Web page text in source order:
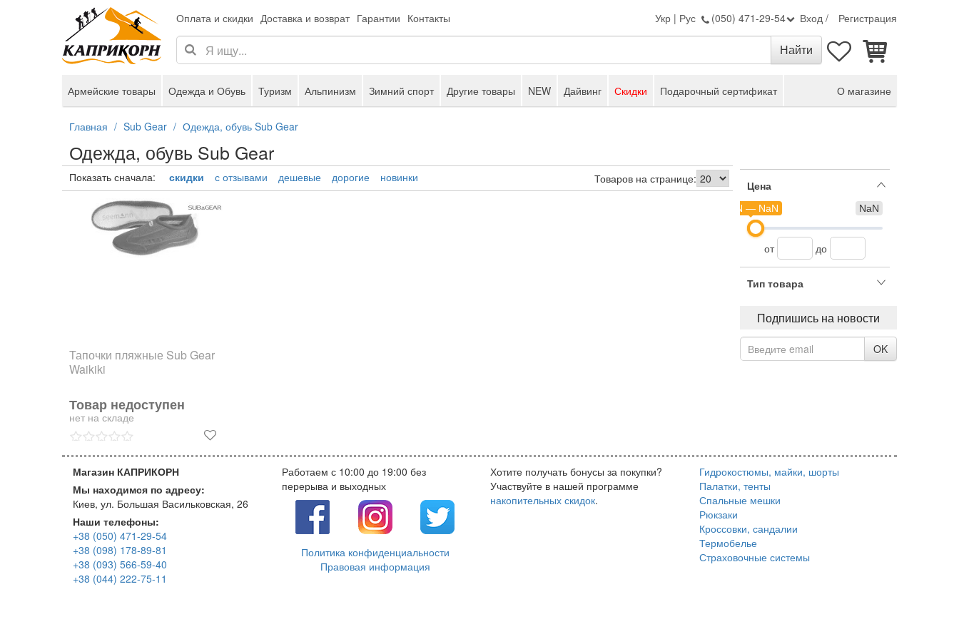
Оплата и скидки Доставка и возврат Гарантии Контакты Укр | Рус (050) 471-29-54 Вход / Регистрация
Армейские товары Одежда и Обувь Туризм Альпинизм Зимний спорт Другие товары NEW Дайвинг Скидки Подарочный сертификат О магазине
Главная Sub Gear Одежда, обувь Sub Gear
Одежда, обувь Sub Gear
Показать сначала: скидки с отзывами дешевые дорогие новинки Товаров на странице:
Тапочки пляжные Sub Gear
Waikiki
Товар недоступен
нет на складе
Цена
NaN
NaN — NaN
от до
Тип товара
Подпишись на новости
OK
Магазин КАПРИКОРН
Мы находимся по адресу:
Киев, ул. Большая Васильковская, 26
Наши телефоны:
+38 (050) 471-29-54
+38 (098) 178-89-81
+38 (093) 566-59-40
+38 (044) 222-75-11
Работаем с 10:00 до 19:00 без
перерыва и выходных
Политика конфиденциальности
Правовая информация
Хотите получать бонусы за покупки?
Участвуйте в нашей программе
накопительных скидок.
Гидрокостюмы, майки, шорты
Палатки, тенты
Спальные мешки
Рюкзаки
Кроссовки, сандалии
Термобелье
Страховочные системы